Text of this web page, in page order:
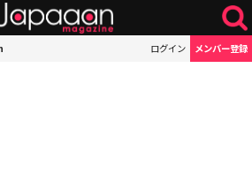
ログイン メンバー登録